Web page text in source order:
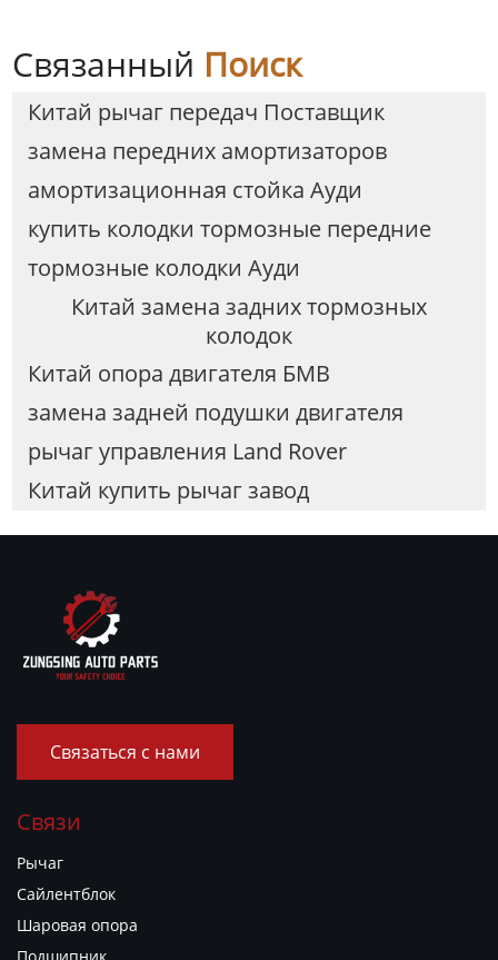
Связанный Поиск
Китай рычаг передач Поставщик
замена передних амортизаторов
амортизационная стойка Ауди
купить колодки тормозные передние
тормозные колодки Ауди
Китай замена задних тормозных
колодок
Китай опора двигателя БМВ
замена задней подушки двигателя
рычаг управления Land Rover
Китай купить рычаг завод
Связаться с нами
Связи
Рычаг
Сайлентблок
Шаровая опора